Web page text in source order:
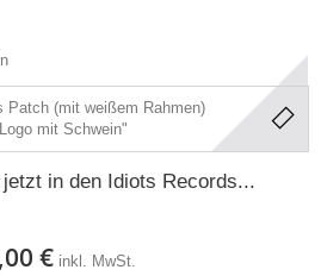
in den Idiots Records...
€ inkl. MwSt.